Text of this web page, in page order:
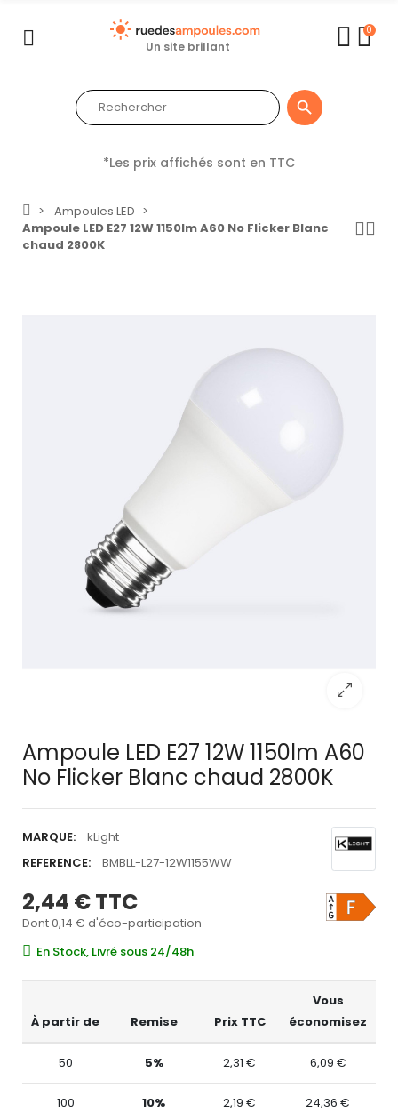
Un site brillant
0

*Les prix affichés sont en TTC
Ampoules LED
Ampoule LED E27 12W 1150lm A60 No Flicker Blanc
chaud 2800K
Ampoule LED E27 12W 1150lm A60
No Flicker Blanc chaud 2800K
MARQUE:
kLight
REFERENCE:
BMBLL-L27-12W1155WW
2,44 €TTC
Dont 0,14 € d'éco-participation
En Stock, Livré sous 24/48h
À partir de Remise Prix TTC
Vous
économisez
50 5% 2,31 € 6,09 €
100 10% 2,19 € 24,36 €